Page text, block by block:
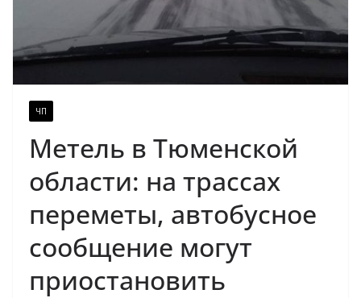
ЧП
Метель в Тюменской
области: на трассах
переметы, автобусное
сообщение могут
приостановить